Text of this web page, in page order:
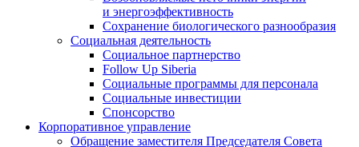
и энергоэффективность
Сохранение биологического разнообразия
Социальная деятельность
Социальное партнерство
Follow Up Siberia
Социальные программы для персонала
Социальные инвестиции
Спонсорство
Корпоративное управление
Обращение заместителя Председателя Совета